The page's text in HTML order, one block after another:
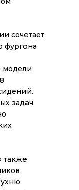
сочетает
фургона
модели
задач
также